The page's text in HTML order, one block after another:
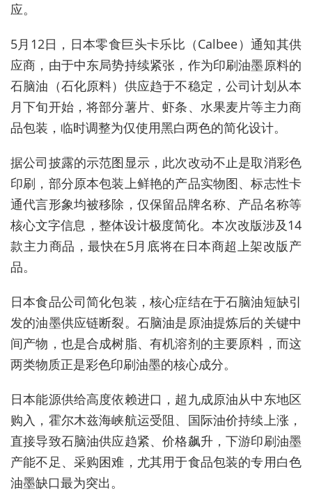
应。
5月12日，日本零食巨头卡乐比（Calbee）通知其供
应商，由于中东局势持续紧张，作为印刷油墨原料的
石脑油（石化原料）供应趋于不稳定，公司计划从本
月下旬开始，将部分薯片、虾条、水果麦片等主力商
品包装，临时调整为仅使用黑白两色的简化设计。
据公司披露的示范图显示，此次改动不止是取消彩色
印刷，部分原本包装上鲜艳的产品实物图、标志性卡
通代言形象均被移除，仅保留品牌名称、产品名称等
核心文字信息，整体设计极度简化。本次改版涉及14
款主力商品，最快在5月底将在日本商超上架改版产
品。
日本食品公司简化包装，核心症结在于石脑油短缺引
发的油墨供应链断裂。石脑油是原油提炼后的关键中
间产物，也是合成树脂、有机溶剂的主要原料，而这
两类物质正是彩色印刷油墨的核心成分。
日本能源供给高度依赖进口，超九成原油从中东地区
购入，霍尔木兹海峡航运受阻、国际油价持续上涨，
直接导致石脑油供应趋紧、价格飙升，下游印刷油墨
产能不足、采购困难，尤其用于食品包装的专用白色
油墨缺口最为突出。